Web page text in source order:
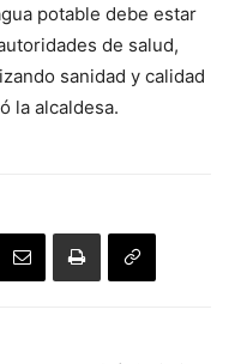
potable debe estar
de salud,
sanidad y calidad
la alcaldesa.